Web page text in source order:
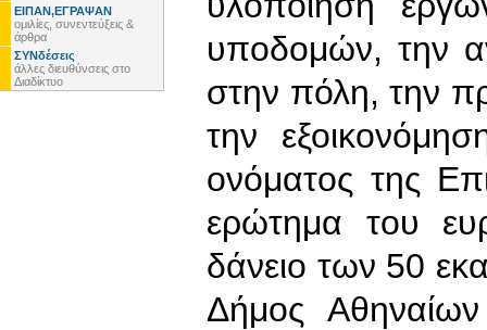
ΕΙΠΑΝ,ΕΓΡΑΨΑΝ
ομιλίες, συνεντεύξεις &
άρθρα
ΣΥΝδέσεις
άλλες διευθύνσεις στο
Διαδίκτυο
υποδομών, την
στην πόλη, την
την
ονόματος της
ερώτημα του
δάνειο των 50
Δήμος